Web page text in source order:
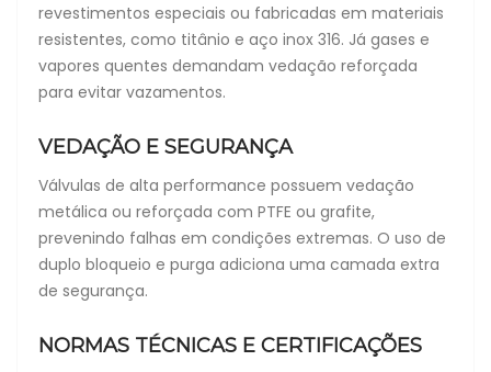
revestimentos especiais ou fabricadas em materiais
resistentes, como titânio e aço inox 316. Já gases e
vapores quentes demandam vedação reforçada
para evitar vazamentos.
VEDAÇÃO E SEGURANÇA
Válvulas de alta performance possuem vedação
metálica ou reforçada com PTFE ou grafite,
prevenindo falhas em condições extremas. O uso de
duplo bloqueio e purga adiciona uma camada extra
de segurança.
NORMAS TÉCNICAS E CERTIFICAÇÕES